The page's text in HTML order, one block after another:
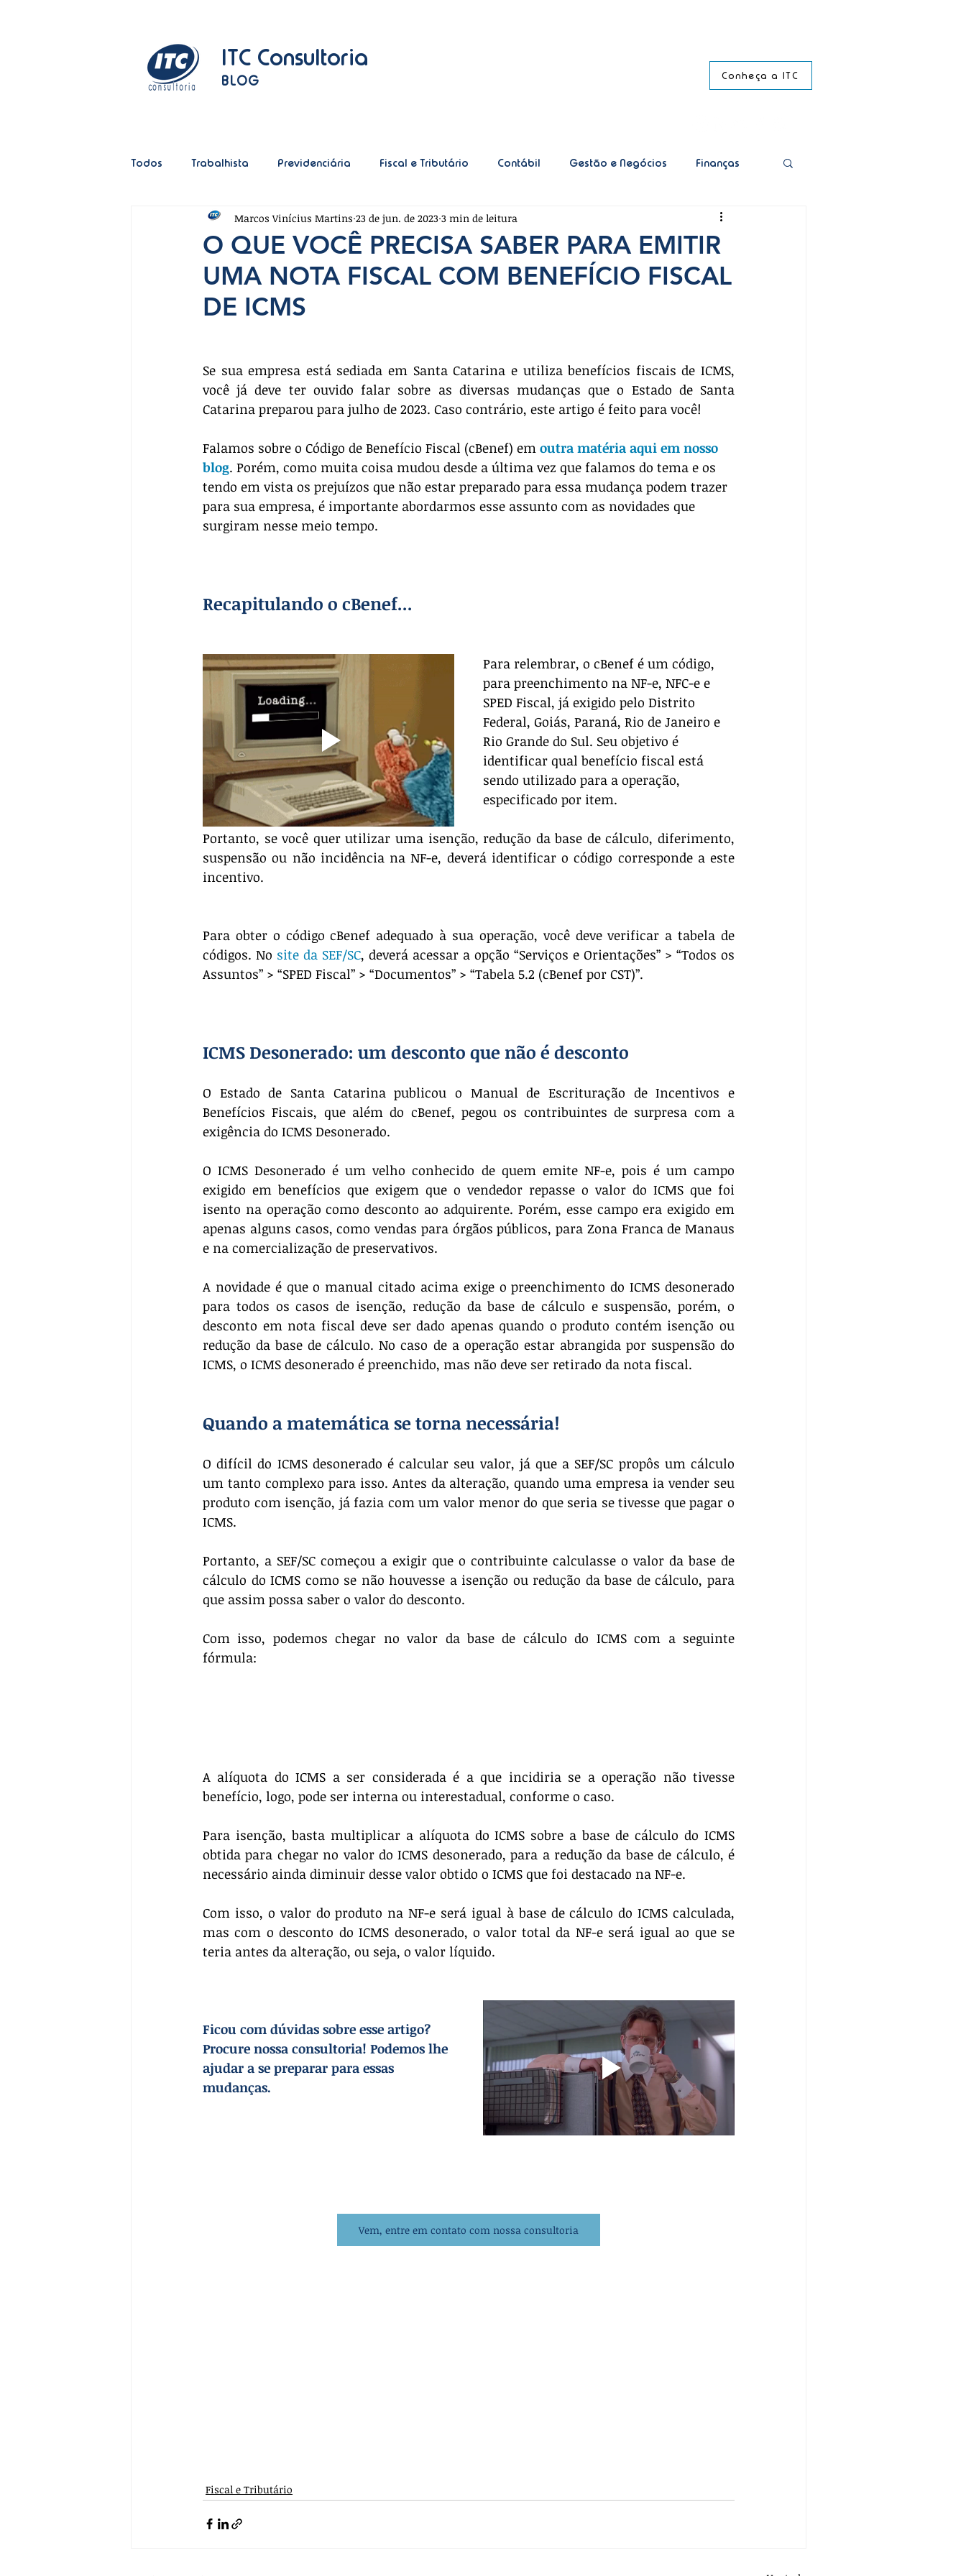
ITC Consultoria
BLOG Conheça a ITC
Todos Trabalhista Previdenciária Fiscal e Tributário Contábil Gestão e Negócios Finanças
Cotidiano Marketing Tecnologia Recursos Humanos
Transporte de Cargas CT-e Simplificado
O QUE VOCÊ PRECISA SABER PARA EMITIR
UMA NOTA FISCAL COM BENEFÍCIO FISCAL
DE ICMS
Marcos Vinícius Martins 23 de jun. de 2023 3 min de leitura
Se sua empresa está sediada em Santa Catarina e utiliza benefícios fiscais de ICMS,
você já deve ter ouvido falar sobre as diversas mudanças que o Estado de Santa
Catarina preparou para julho de 2023. Caso contrário, este artigo é feito para você!
Falamos sobre o Código de Benefício Fiscal (cBenef) em outra matéria aqui em nosso
blog. Porém, como muita coisa mudou desde a última vez que falamos do tema e os
tendo em vista os prejuízos que não estar preparado para essa mudança podem trazer
para sua empresa, é importante abordarmos esse assunto com as novidades que
surgiram nesse meio tempo.
Recapitulando o cBenef...
Para relembrar, o cBenef é um código,
para preenchimento na NF-e, NFC-e e
SPED Fiscal, já exigido pelo Distrito
Federal, Goiás, Paraná, Rio de Janeiro e
Rio Grande do Sul. Seu objetivo é
identificar qual benefício fiscal está
sendo utilizado para a operação,
especificado por item.
Portanto, se você quer utilizar uma isenção, redução da base de cálculo, diferimento,
suspensão ou não incidência na NF-e, deverá identificar o código corresponde a este
incentivo.
Para obter o código cBenef adequado à sua operação, você deve verificar a tabela de
códigos. No site da SEF/SC, deverá acessar a opção “Serviços e Orientações” > “Todos os
Assuntos” > “SPED Fiscal” > “Documentos” > “Tabela 5.2 (cBenef por CST)”.
ICMS Desonerado: um desconto que não é desconto
O Estado de Santa Catarina publicou o Manual de Escrituração de Incentivos e
Benefícios Fiscais, que além do cBenef, pegou os contribuintes de surpresa com a
exigência do ICMS Desonerado.
O ICMS Desonerado é um velho conhecido de quem emite NF-e, pois é um campo
exigido em benefícios que exigem que o vendedor repasse o valor do ICMS que foi
isento na operação como desconto ao adquirente. Porém, esse campo era exigido em
apenas alguns casos, como vendas para órgãos públicos, para Zona Franca de Manaus
e na comercialização de preservativos.
A novidade é que o manual citado acima exige o preenchimento do ICMS desonerado
para todos os casos de isenção, redução da base de cálculo e suspensão, porém, o
desconto em nota fiscal deve ser dado apenas quando o produto contém isenção ou
redução da base de cálculo. No caso de a operação estar abrangida por suspensão do
ICMS, o ICMS desonerado é preenchido, mas não deve ser retirado da nota fiscal.
Quando a matemática se torna necessária!
O difícil do ICMS desonerado é calcular seu valor, já que a SEF/SC propôs um cálculo
um tanto complexo para isso. Antes da alteração, quando uma empresa ia vender seu
produto com isenção, já fazia com um valor menor do que seria se tivesse que pagar o
ICMS.
Portanto, a SEF/SC começou a exigir que o contribuinte calculasse o valor da base de
cálculo do ICMS como se não houvesse a isenção ou redução da base de cálculo, para
que assim possa saber o valor do desconto.
Com isso, podemos chegar no valor da base de cálculo do ICMS com a seguinte
fórmula:
A alíquota do ICMS a ser considerada é a que incidiria se a operação não tivesse
benefício, logo, pode ser interna ou interestadual, conforme o caso.
Para isenção, basta multiplicar a alíquota do ICMS sobre a base de cálculo do ICMS
obtida para chegar no valor do ICMS desonerado, para a redução da base de cálculo, é
necessário ainda diminuir desse valor obtido o ICMS que foi destacado na NF-e.
Com isso, o valor do produto na NF-e será igual à base de cálculo do ICMS calculada,
mas com o desconto do ICMS desonerado, o valor total da NF-e será igual ao que se
teria antes da alteração, ou seja, o valor líquido.
Ficou com dúvidas sobre esse artigo?
Procure nossa consultoria! Podemos lhe
ajudar a se preparar para essas
mudanças.
Vem, entre em contato com nossa consultoria
Fiscal e Tributário